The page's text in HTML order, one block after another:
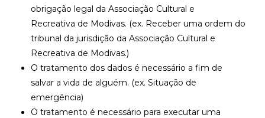
obrigação legal da Associação Cultural e
Recreativa de Modivas. (ex. Receber uma ordem do
tribunal da jurisdição da Associação Cultural e
Recreativa de Modivas.)
O tratamento dos dados é necessário a fim de
salvar a vida de alguém. (ex. Situação de
emergência)
O tratamento é necessário para executar uma